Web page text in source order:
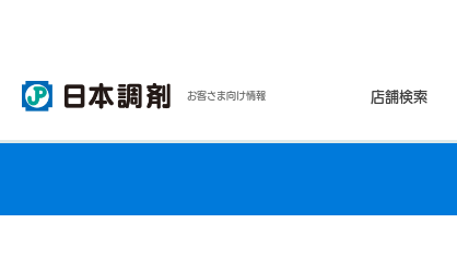
お客さま向け情報 店舗検索